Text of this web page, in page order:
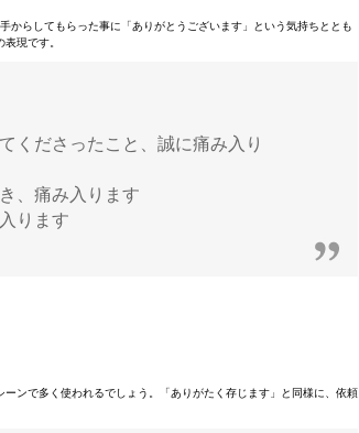
からしてもらった事に「ありがとうございます」という気持ちととも
現です。
くださったこと、誠に痛み入り
、痛み入ります
ります
ンで多く使われるでしょう。「ありがたく存じます」と同様に、依頼